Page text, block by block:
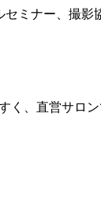
ミナー、撮影
く、直営サロ